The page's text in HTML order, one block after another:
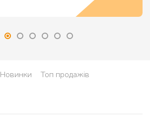
Новинки Топ продажів